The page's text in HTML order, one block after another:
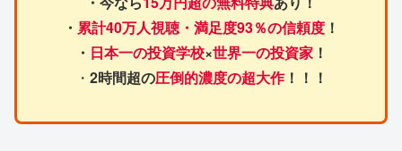
・ 累計40万人視聴・満足度93％の信頼度 ！
・ 日本一の投資学校×世界一の投資家！
・ 2時間超の圧倒的濃度の超大作！！！